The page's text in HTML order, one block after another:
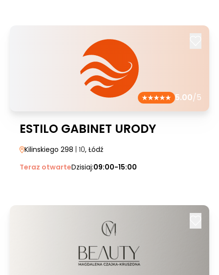
5.00/5
ESTILO GABINET URODY
Kilinskiego 298 | 10, Łódź
Teraz otwarteDzisiaj:09:00-15:00